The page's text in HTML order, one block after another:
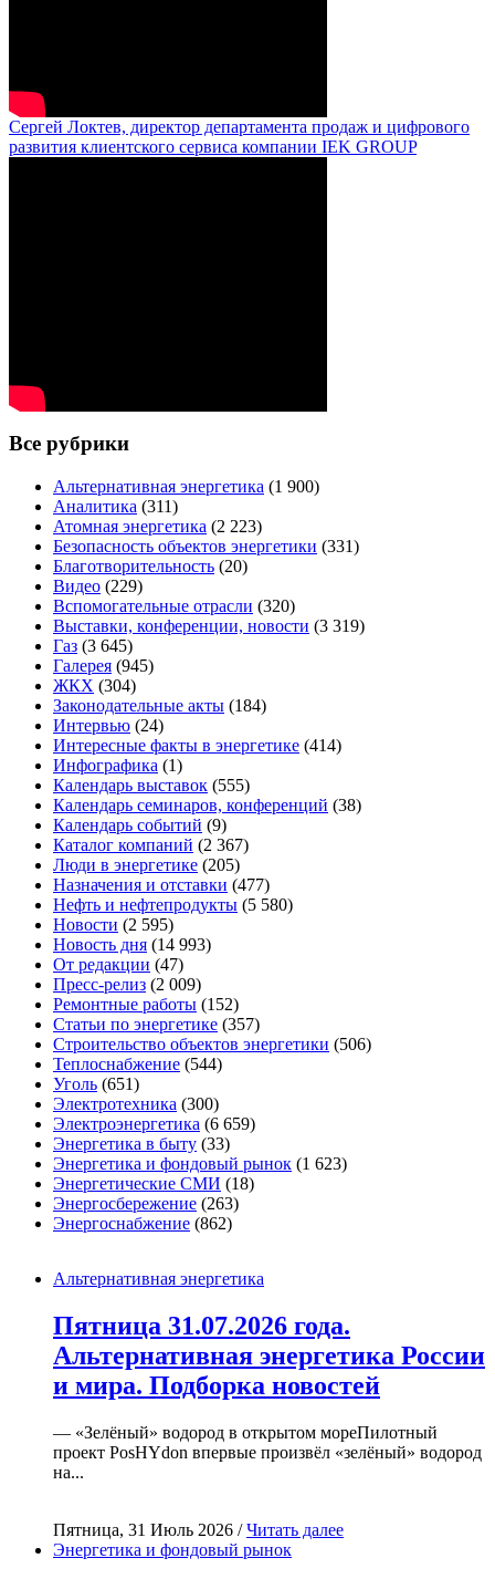
Сергей Локтев, директор департамента продаж и цифрового
развития клиентского сервиса компании IEK GROUP
Все рубрики
Альтернативная энергетика (1 900)
Аналитика (311)
Атомная энергетика (2 223)
Безопасность объектов энергетики (331)
Благотворительность (20)
Видео (229)
Вспомогательные отрасли (320)
Выставки, конференции, новости (3 319)
Газ (3 645)
Галерея (945)
ЖКХ (304)
Законодательные акты (184)
Интервью (24)
Интересные факты в энергетике (414)
Инфографика (1)
Календарь выставок (555)
Календарь семинаров, конференций (38)
Календарь событий (9)
Каталог компаний (2 367)
Люди в энергетике (205)
Назначения и отставки (477)
Нефть и нефтепродукты (5 580)
Новости (2 595)
Новость дня (14 993)
От редакции (47)
Пресс-релиз (2 009)
Ремонтные работы (152)
Статьи по энергетике (357)
Строительство объектов энергетики (506)
Теплоснабжение (544)
Уголь (651)
Электротехника (300)
Электроэнергетика (6 659)
Энергетика в быту (33)
Энергетика и фондовый рынок (1 623)
Энергетические СМИ (18)
Энергосбережение (263)
Энергоснабжение (862)
Альтернативная энергетика
Пятница 31.07.2026 года.
Альтернативная энергетика России
и мира. Подборка новостей
— «Зелёный» водород в открытом мореПилотный
проект PosHYdon впервые произвёл «зелёный» водород
на...
Пятница, 31 Июль 2026 /Читать далее
Энергетика и фондовый рынок